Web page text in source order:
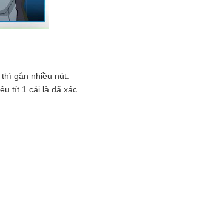
gắn nhiều nút.
tít 1 cái là đã xác